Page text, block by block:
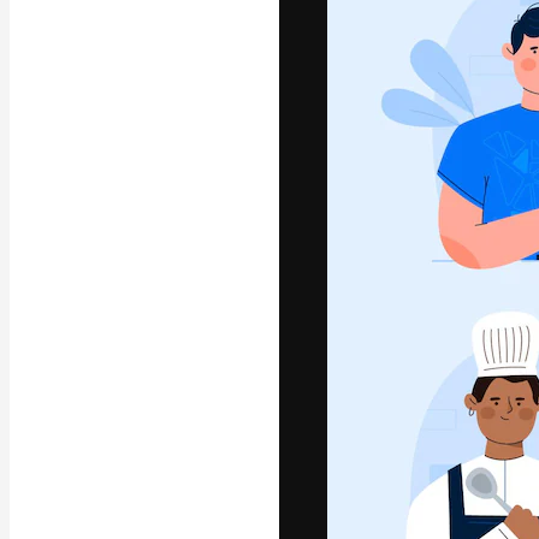
La plataforma
trabajo. Más
entre
estudios.
Español
Copyright ©